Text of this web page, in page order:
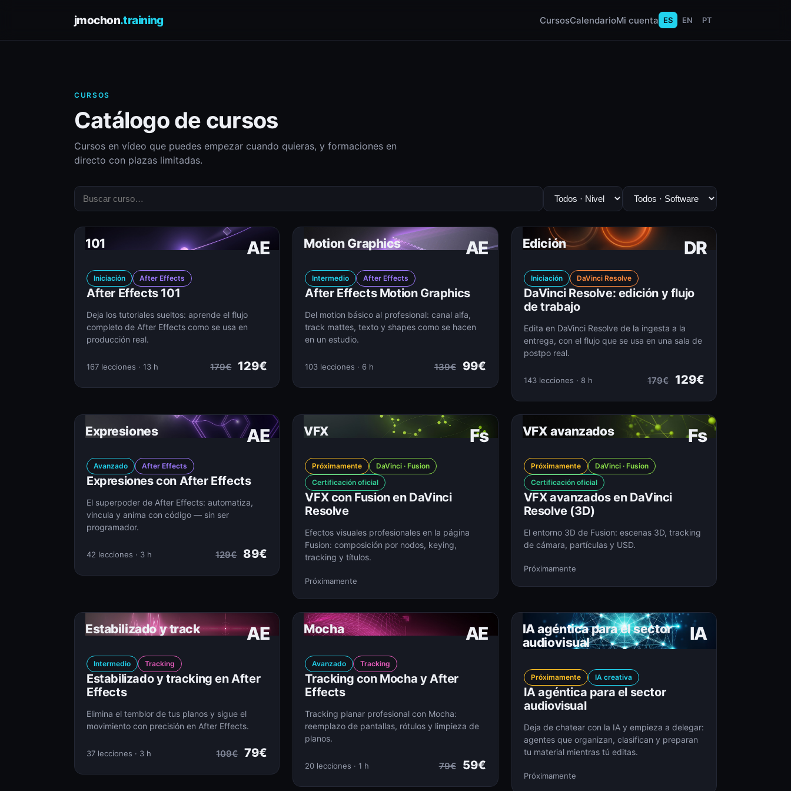
jmochon.training CursosCalendarioMi cuenta ES EN PT
CURSOS
Catálogo de cursos
Cursos en vídeo que puedes empezar cuando quieras, y formaciones en
directo con plazas limitadas.
AE
101
Iniciación After Effects
After Effects 101
Deja los tutoriales sueltos: aprende el flujo
completo de After Effects como se usa en
producción real.
167 lecciones · 13 h 179€ 129€
AE
Motion Graphics
Intermedio After Effects
After Effects Motion Graphics
Del motion básico al profesional: canal alfa,
track mattes, texto y shapes como se hacen
en un estudio.
103 lecciones · 6 h 139€ 99€
DR
Edición
Iniciación DaVinci Resolve
DaVinci Resolve: edición y flujo
de trabajo
Edita en DaVinci Resolve de la ingesta a la
entrega, con el flujo que se usa en una sala de
postpo real.
143 lecciones · 8 h 179€ 129€
AE
Expresiones
Avanzado After Effects
Expresiones con After Effects
El superpoder de After Effects: automatiza,
vincula y anima con código — sin ser
programador.
42 lecciones · 3 h 129€ 89€
Fs
VFX
Próximamente
DaVinci · Fusion
Certificación oficial
VFX con Fusion en DaVinci
Resolve
Efectos visuales profesionales en la página
Fusion: composición por nodos, keying,
tracking y títulos.
Próximamente
Fs
VFX avanzados
Próximamente
DaVinci · Fusion
Certificación oficial
VFX avanzados en DaVinci
Resolve (3D)
El entorno 3D de Fusion: escenas 3D, tracking
de cámara, partículas y USD.
Próximamente
AE
Estabilizado y track
Intermedio Tracking
Estabilizado y tracking en After
Effects
Elimina el temblor de tus planos y sigue el
movimiento con precisión en After Effects.
37 lecciones · 3 h 109€ 79€
AE
Mocha
Avanzado Tracking
Tracking con Mocha y After
Effects
Tracking planar profesional con Mocha:
reemplazo de pantallas, rótulos y limpieza de
planos.
20 lecciones · 1 h 79€ 59€
IA
IA agéntica para el sector
audiovisual
Próximamente IA creativa
IA agéntica para el sector
audiovisual
Deja de chatear con la IA y empieza a delegar:
agentes que organizan, clasifican y preparan
tu material mientras tú editas.
Próximamente